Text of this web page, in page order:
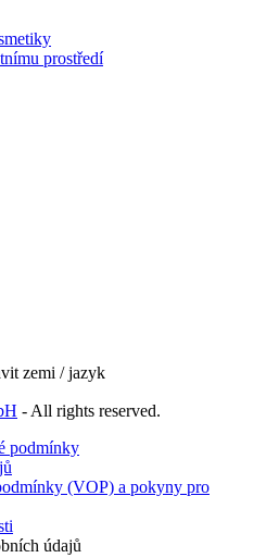
prostředí
zemi / jazyk
- All rights reserved.
podmínky
(VOP) a pokyny pro
údajů